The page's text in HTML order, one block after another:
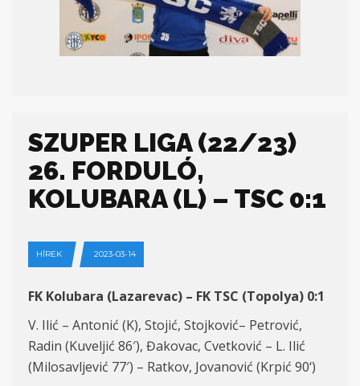
SZUPER LIGA (22/23)
26. FORDULÓ,
KOLUBARA (L) – TSC 0:1
HÍREK 2023-03-14
FK Kolubara (Lazarevac) – FK TSC (Topolya) 0:1
V. Ilić – Antonić (K), Stojić, Stojković– Petrović,
Radin (Kuveljić 86′), Đakovac, Cvetković – L. Ilić
(Milosavljević 77′) – Ratkov, Jovanović (Krpić 90‘)